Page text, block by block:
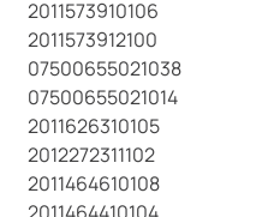
2011573910106
2011573912100
07500655021038
07500655021014
2011626310105
2012272311102
2011464610108